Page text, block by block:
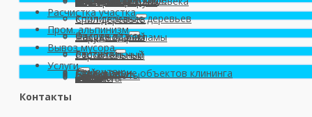
Расчистка участка
Кронирование деревьев
Спил деревьев
Пром. альпинизм
Витрин и окон
Фасада зданий
Наружной рекламы
Вывоз мусора
Бытовой
Растительный
Строительный
УслугиДемонтаж
Мойка окон
Страхование объектов клининга
Гарантии
Скидки
Наши работы
Цены
О нас
Отзывы
Контакты
Контакты